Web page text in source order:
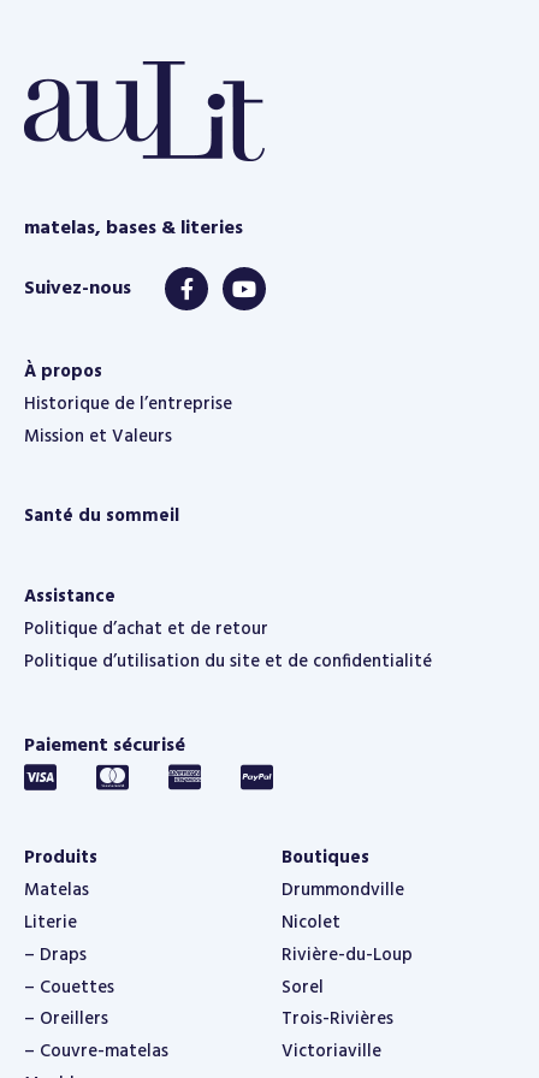
matelas, bases & literies
À propos
Historique de l’entreprise
Mission et Valeurs
Santé du sommeil
Assistance
Politique d’achat et de retour
Politique d’utilisation du site et de confidentialité
Paiement sécurisé
Produits
Matelas
Literie
– Draps
– Couettes
– Oreillers
– Couvre-matelas
Boutiques
Drummondville
Nicolet
Rivière-du-Loup
Sorel
Trois-Rivières
Victoriaville